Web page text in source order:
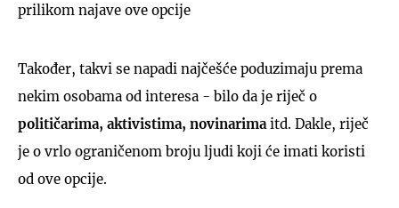
prilikom najave ove opcije
Također, takvi se napadi najčešće poduzimaju prema
nekim osobama od interesa - bilo da je riječ o
političarima, aktivistima, novinarima itd. Dakle, riječ
je o vrlo ograničenom broju ljudi koji će imati koristi
od ove opcije.